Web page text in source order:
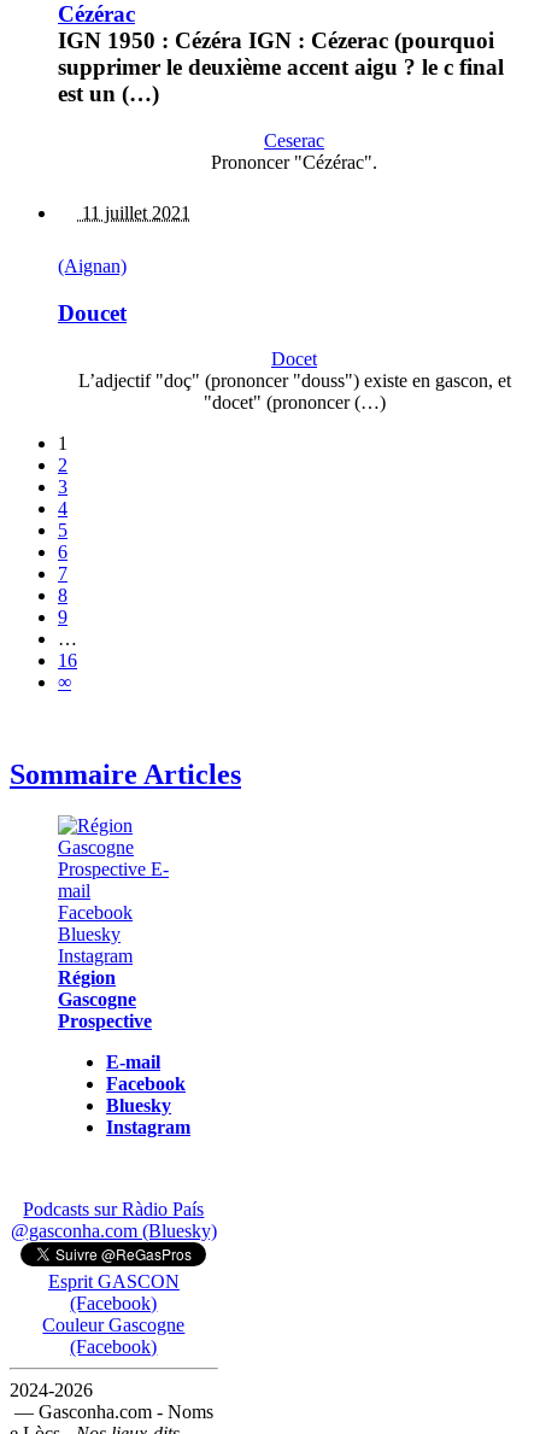
Cézérac
IGN 1950 : Cézéra IGN : Cézerac (pourquoi
supprimer le deuxième accent aigu ? le c final
est un (…)
Ceserac
Prononcer "Cézérac".
11 juillet 2021
(Aignan)
Doucet
Docet
L’adjectif "doç" (prononcer "douss") existe en gascon, et
"docet" (prononcer (…)
1
2
3
4
5
6
7
8
9
…
16
∞
Sommaire Articles
Région
Gascogne
Prospective
E-mail
Facebook
Bluesky
Instagram
Podcasts sur Ràdio País
@gasconha.com (Bluesky)
Esprit GASCON
(Facebook)
Couleur Gascogne
(Facebook)
2024-2026
— Gasconha.com - Noms